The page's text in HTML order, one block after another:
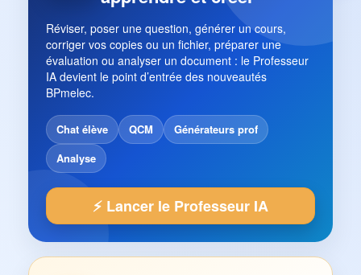
Réviser, poser une question, générer un cours,
corriger vos copies ou un fichier, préparer une
évaluation ou analyser un document : le Professeur
IA devient le point d’entrée des nouveautés
BPmelec.
Chat élève QCM
Générateurs prof
Analyse
⚡ Lancer le Professeur IA